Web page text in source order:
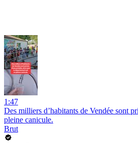
1:47
Des milliers d’habitants de Vendée sont
pleine canicule.
Brut